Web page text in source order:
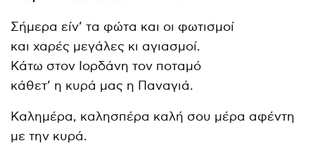
Σήμερα είν’ τα φώτα και οι φωτισμοί
και χαρές μεγάλες κι αγιασμοί.
Κάτω στον Ιορδάνη τον ποταμό
κάθετ’ η κυρά μας η Παναγιά.
Καλημέρα, καλησπέρα καλή σου μέρα αφέντη
με την κυρά.